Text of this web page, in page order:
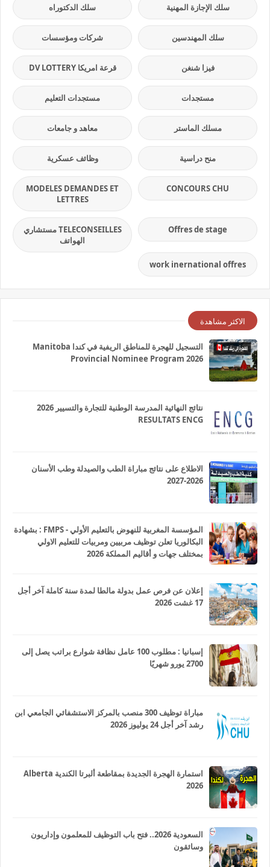
سلك الإجازة المهنية سلك الدكتوراه
سلك المهندسين شركات ومؤسسات
فيزا شنغن قرعة امريكا DV LOTTERY
مستجدات مستجدات التعليم
مسلك الماستر معاهد و جامعات
منح دراسية وظائف عسكرية
CONCOURS CHU
MODELES DEMANDES ET
LETTRES
Offres de stage
TELECONSEILLES مستشاري
الهواتف
work inernational offres
الاكثر مشاهدة
التسجيل للهجرة للمناطق الريفية في كندا Manitoba
Provincial Nominee Program 2026
نتائج النهائية المدرسة الوطنية للتجارة والتسيير 2026
RESULTATS ENCG
الاطلاع على نتائج مباراة الطب والصيدلة وطب الأسنان
2026-2027
المؤسسة المغربية للنهوض بالتعليم الأولي - FMPS : بشهادة
البكالوريا تعلن توظيف مربيين ومربيات للتعليم الاولي
بمختلف جهات و أقاليم المملكة 2026
إعلان عن فرص عمل بدولة مالطا لمدة سنة كاملة آخر أجل
17 غشت 2026
إسبانيا : مطلوب 100 عامل نظافة شوارع براتب يصل إلى
2700 يورو شهريًا
مباراة توظيف 300 منصب بالمركز الاستشفائي الجامعي ابن
رشد آخر أجل 24 يوليوز 2026
استمارة الهجرة الجديدة بمقاطعة ألبرتا الكندية Alberta
2026
السعودية 2026.. فتح باب التوظيف للمعلمون وإداريون
وسائقون